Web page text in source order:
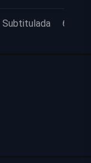
Subtitulada 6 años